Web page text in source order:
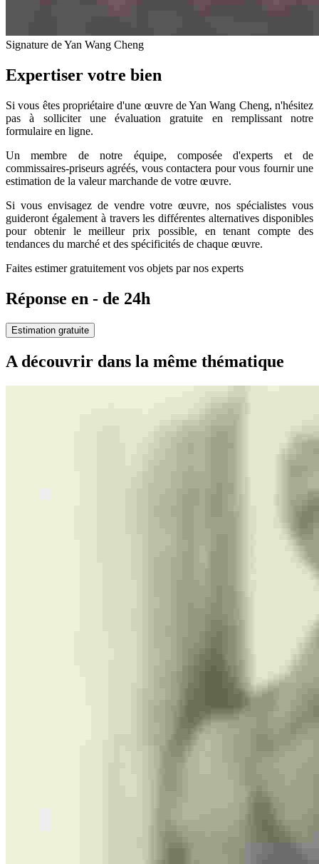
Signature de Yan Wang Cheng
Expertiser votre bien
Si vous êtes propriétaire d'une œuvre de Yan Wang Cheng, n'hésitez
pas à solliciter une évaluation gratuite en remplissant notre
formulaire en ligne.
Un membre de notre équipe, composée d'experts et de
commissaires-priseurs agréés, vous contactera pour vous fournir une
estimation de la valeur marchande de votre œuvre.
Si vous envisagez de vendre votre œuvre, nos spécialistes vous
guideront également à travers les différentes alternatives disponibles
pour obtenir le meilleur prix possible, en tenant compte des
tendances du marché et des spécificités de chaque œuvre.
Faites estimer gratuitement vos objets par nos experts
Réponse en - de 24h
Estimation gratuite
A découvrir dans la même thématique